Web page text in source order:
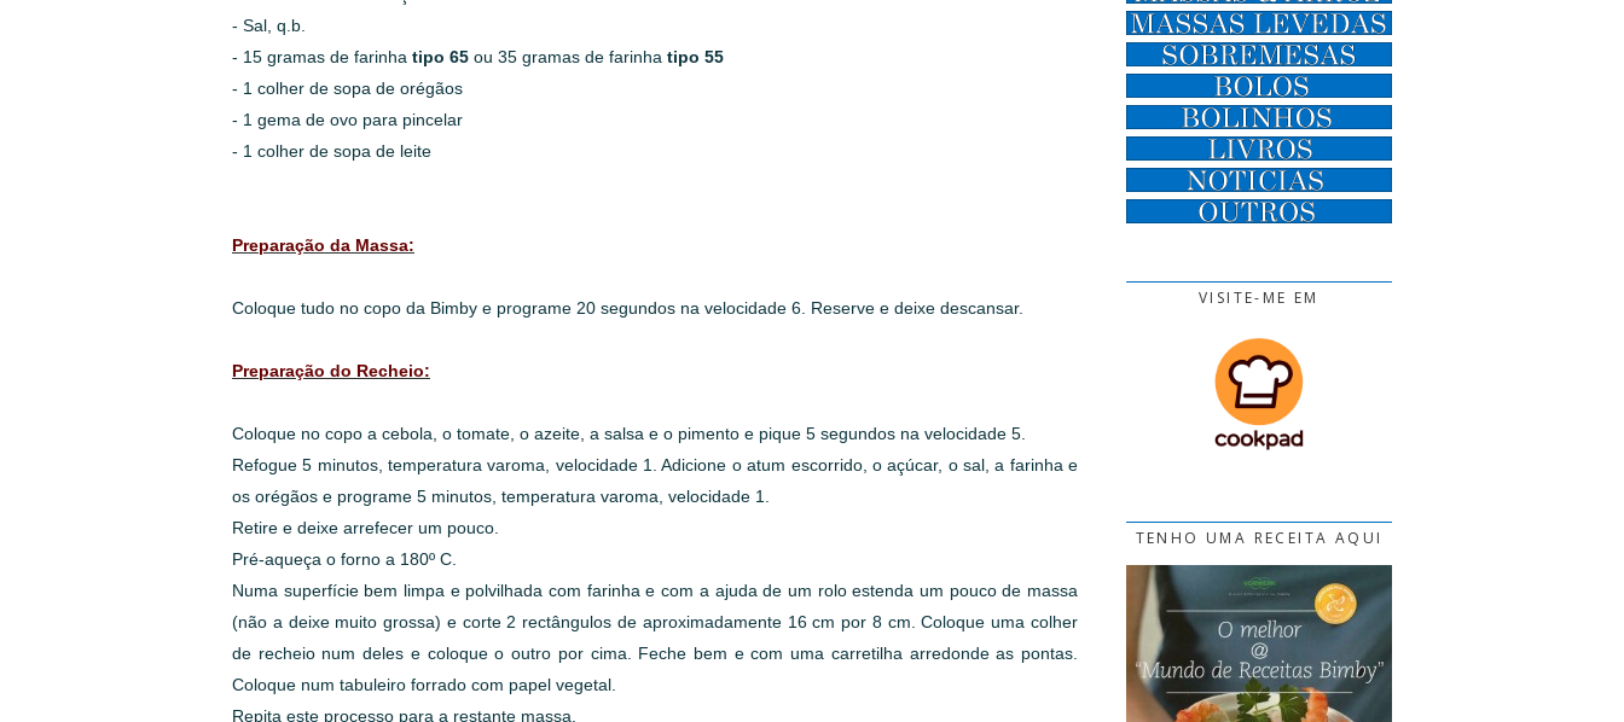
- Sal, q.b.
- 15 gramas de farinha tipo 65 ou 35 gramas de farinha tipo 55
- 1 colher de sopa de orégãos
- 1 gema de ovo para pincelar
- 1 colher de sopa de leite
Preparação da Massa:
Coloque tudo no copo da Bimby e programe 20 segundos na velocidade 6. Reserve e deixe descansar.
Preparação do Recheio:
Coloque no copo a cebola, o tomate, o azeite, a salsa e o pimento e pique 5 segundos na velocidade 5.
Refogue 5 minutos, temperatura varoma, velocidade 1. Adicione o atum escorrido, o açúcar, o sal, a farinha e
os orégãos e programe 5 minutos, temperatura varoma, velocidade 1.
Retire e deixe arrefecer um pouco.
Pré-aqueça o forno a 180º C.
Numa superfície bem limpa e polvilhada com farinha e com a ajuda de um rolo estenda um pouco de massa
(não a deixe muito grossa) e corte 2 rectângulos de aproximadamente 16 cm por 8 cm. Coloque uma colher
de recheio num deles e coloque o outro por cima. Feche bem e com uma carretilha arredonde as pontas.
Coloque num tabuleiro forrado com papel vegetal.
Repita este processo para a restante massa.
VISITE-ME EM
TENHO UMA RECEITA AQUI